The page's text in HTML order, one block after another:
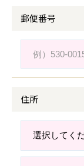
郵便番号
住所